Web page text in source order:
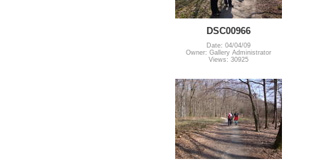
DSC00966
Date: 04/04/09
Owner: Gallery Administrator
Views: 30925